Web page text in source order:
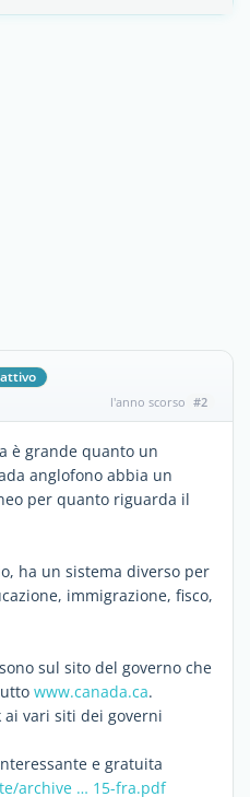
l'anno scorso #2
è grande quanto un
anglofono abbia un
per quanto riguarda il
ha un sistema diverso per
immigrazione, fisco,
sul sito del governo che
www.canada.ca.
vari siti dei governi
e gratuita
archive … 15-fra.pdf